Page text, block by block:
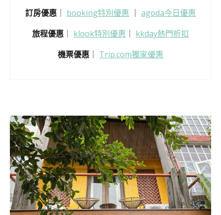
訂房優惠 booking特別優惠
agoda今日優惠
旅程優惠
klook特別優惠
kkday熱門折扣
機票優惠
Trip.com獨家優惠